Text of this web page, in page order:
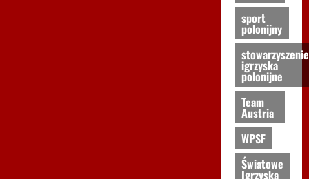
sport
polonijny
stowarzyszenie
igrzyska
polonijne
Team
Austria
WPSF
Światowe
Igrzyska